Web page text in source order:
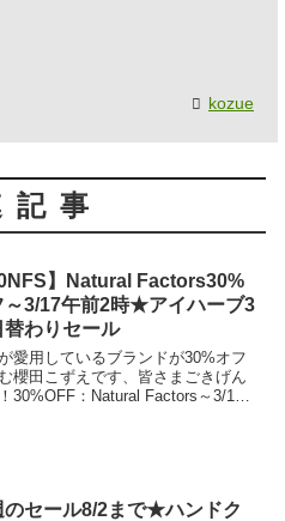
kozue
記事
】Natural Factors30%
～3/17午前2時★アイハーブ3
替わりセール
愛用しているブランドが30%オフ
櫻田こずえです、皆さまごきげん
30%OFF：Natural Factors～3/17
のセール8/2まで★ハンドク